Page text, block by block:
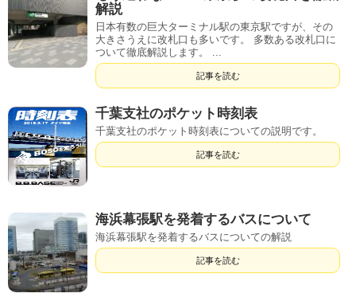
解説
日本有数の巨大ターミナル駅の東京駅ですが、その
大きさうえに改札口も多いです。 多数ある改札口に
ついて徹底解説します。 ...
記事を読む
千葉支社のポケット時刻表
千葉支社のポケット時刻表についての説明です。
記事を読む
海浜幕張駅を発着するバスについて
海浜幕張駅を発着するバスについての解説
記事を読む